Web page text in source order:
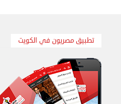
تطبيق مصريون في الكويت